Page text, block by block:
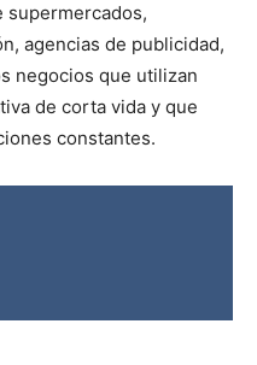
supermercados,
agencias de publicidad,
negocios que utilizan
de corta vida y que
constantes.